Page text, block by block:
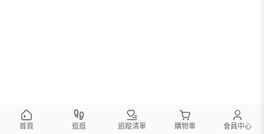
首頁 逛逛 追蹤清單 購物車 會員中心